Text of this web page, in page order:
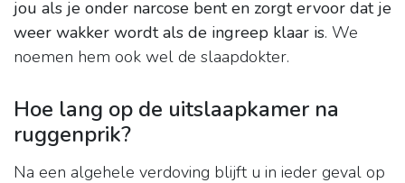
jou als je onder narcose bent en zorgt ervoor dat je
weer wakker wordt als de ingreep klaar is. We
noemen hem ook wel de slaapdokter.
Hoe lang op de uitslaapkamer na
ruggenprik?
Na een algehele verdoving blijft u in ieder geval op